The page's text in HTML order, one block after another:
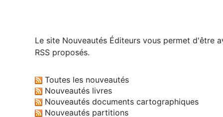
Le site Nouveautés Éditeurs vous permet d'être
RSS proposés.
Toutes les nouveautés
Nouveautés livres
Nouveautés documents cartographiques
Nouveautés partitions